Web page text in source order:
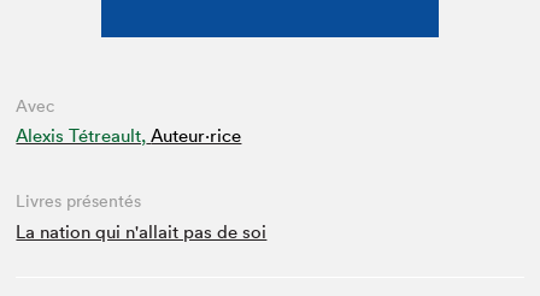
Avec
Alexis Tétreault, Auteur·rice
Livres présentés
La nation qui n'allait pas de soi